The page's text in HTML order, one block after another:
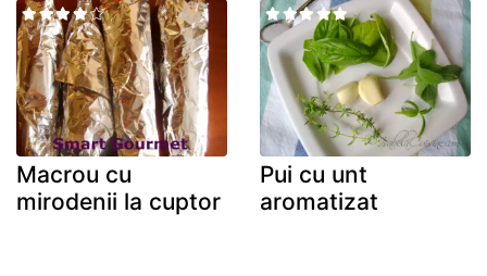
Macrou cu
mirodenii la cuptor
Pui cu unt
aromatizat